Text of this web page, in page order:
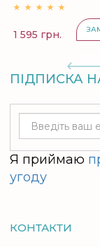
1 595 грн.
ПІДПИСКА
Я приймаю
угоду
КОНТАКТИ